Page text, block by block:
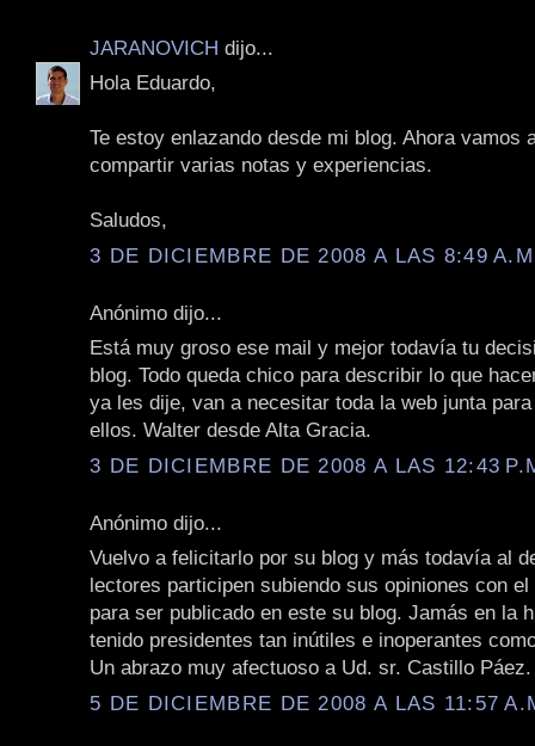
JARANOVICH dijo...
Hola Eduardo,
Te estoy enlazando desde mi blog. Ahora vamos
compartir varias notas y experiencias.
Saludos,
3 DE DICIEMBRE DE 2008 A LAS 8:49
Anónimo dijo...
Está muy groso ese mail y mejor todavía tu
blog. Todo queda chico para describir lo que
ya les dije, van a necesitar toda la web junta
ellos. Walter desde Alta Gracia.
3 DE DICIEMBRE DE 2008 A LAS 12:43
Anónimo dijo...
Vuelvo a felicitarlo por su blog y más todavía al
lectores participen subiendo sus opiniones con
para ser publicado en este su blog. Jamás en la
tenido presidentes tan inútiles e inoperantes
Un abrazo muy afectuoso a Ud. sr. Castillo
5 DE DICIEMBRE DE 2008 A LAS 11:57